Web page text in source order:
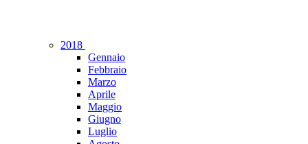
2018
Gennaio
Febbraio
Marzo
Aprile
Maggio
Giugno
Luglio